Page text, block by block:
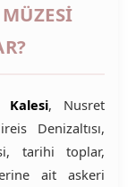
Kalesi, Nusret
Denizaltısı,
tarihi toplar,
ait askeri